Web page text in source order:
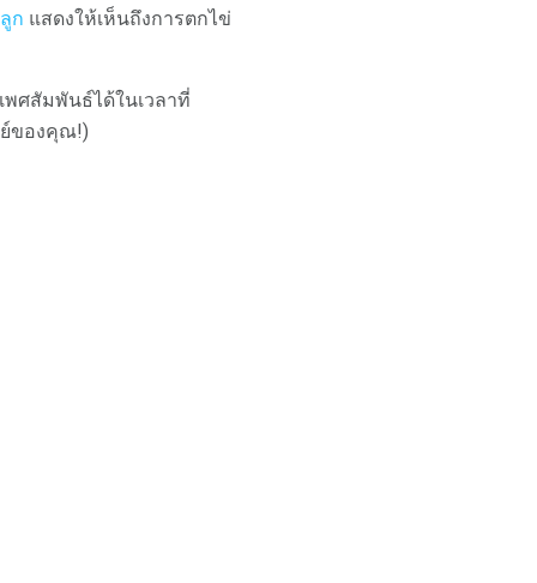
ก แสดงให้เห็นถึงการตกไข่
ศสัมพันธ์ได้ในเวลาที่
ของคุณ!)